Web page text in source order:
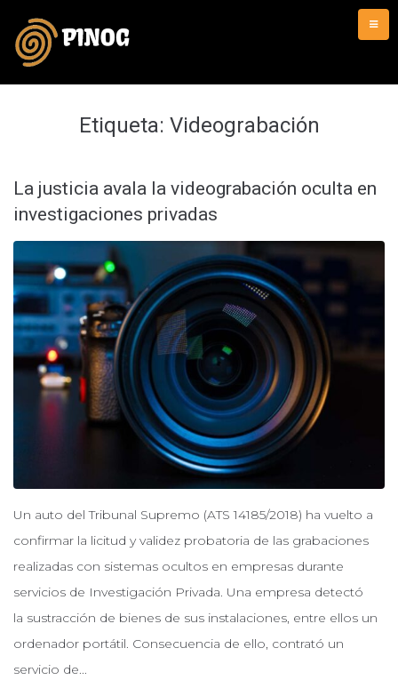
content
Etiqueta: Videograbación
La justicia avala la videograbación oculta en
investigaciones privadas
Un auto del Tribunal Supremo (ATS 14185/2018) ha vuelto a
confirmar la licitud y validez probatoria de las grabaciones
realizadas con sistemas ocultos en empresas durante
servicios de Investigación Privada. Una empresa detectó
la sustracción de bienes de sus instalaciones, entre ellos un
ordenador portátil. Consecuencia de ello, contrató un
servicio de...